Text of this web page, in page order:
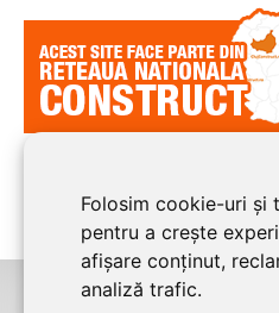
Folosim cookie-uri și
pentru a crește
afișare conținut,
analiză trafic.